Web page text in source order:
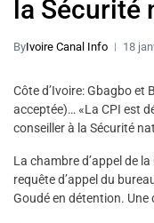
la Sécurité
ByIvoire Canal Info 18
Côte d’Ivoire: Gbagbo et
acceptée)… «La CPI est
conseiller à la Sécurité
La chambre d’appel de
requête d’appel du
Goudé en détention.